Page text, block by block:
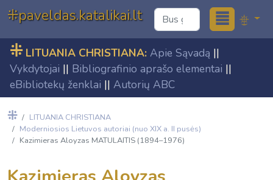
⁜paveldas.katalikai.lt ≣
⁜ LITUANIA CHRISTIANA: Apie Sąvadą ||
Vykdytojai || Bibliografinio aprašo elementai ||
eBibliotekų ženklai || Autorių ABC
⁜
LITUANIA CHRISTIANA
Moderniosios Lietuvos autoriai (nuo XIX a. II pusės)
Kazimieras Aloyzas MATULAITIS (1894–1976)